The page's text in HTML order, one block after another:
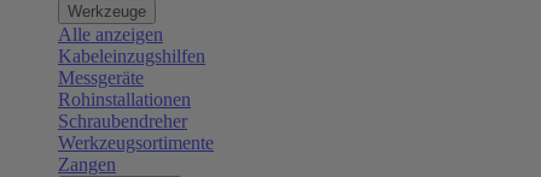
Werkzeuge
Alle anzeigen
Kabeleinzugshilfen
Messgeräte
Rohinstallationen
Schraubendreher
Werkzeugsortimente
Zangen